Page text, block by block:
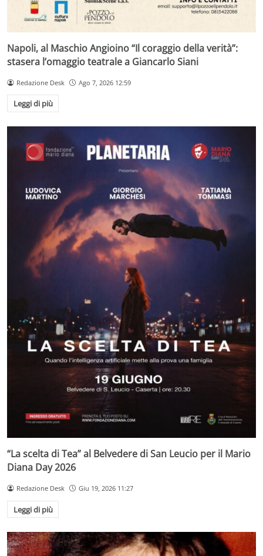
Napoli, al Maschio Angioino “Il coraggio della verità”:
stasera l’omaggio teatrale a Giancarlo Siani
Redazione Desk Ago 7, 2026 12:59
Leggi di più
“La scelta di Tea” al Belvedere di San Leucio per il Mario
Diana Day 2026
Redazione Desk Giu 19, 2026 11:27
Leggi di più